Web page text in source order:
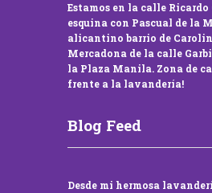
Estamos en la calle Ricardo
esquina con Pascual de la
alicantino barrio de
Mercadona de la calle
la Plaza Manila. Zona de
frente a la lavandería!
Blog Feed
Desde mi hermosa